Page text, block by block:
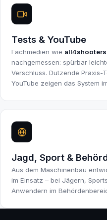
Tests & YouTube
Fachmedien wie all4shooters
nachgemessen: spürbar
Verschluss. Dutzende
YouTube zeigen das System
Jagd, Sport &
Aus dem Maschinenbau
im Einsatz – bei Jägern,
Anwendern im